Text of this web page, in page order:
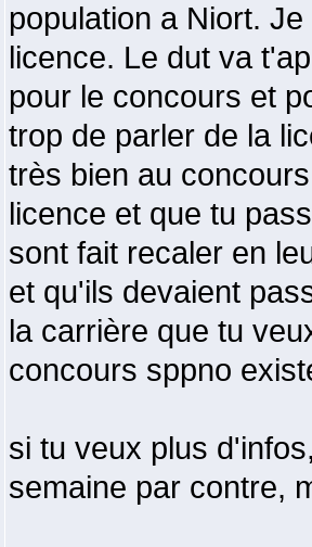
population a Niort.
licence. Le dut va
pour le concours et
trop de parler de la
très bien au
licence et que tu
sont fait recaler en
et qu'ils devaient
la carrière que tu
concours sppno
si tu veux plus
semaine par contre,